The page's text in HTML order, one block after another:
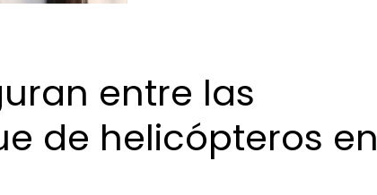
entre las
de helicópteros en